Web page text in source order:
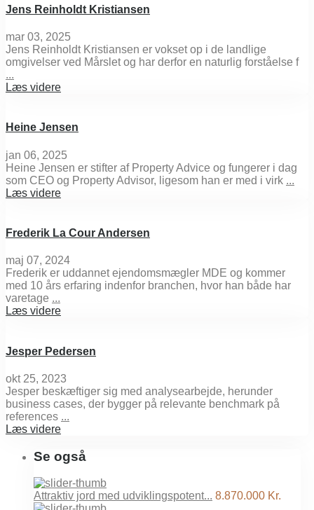
Jens Reinholdt Kristiansen
mar 03, 2025
Jens Reinholdt Kristiansen er vokset op i de landlige
omgivelser ved Mårslet og har derfor en naturlig forståelse f
...
Læs videre
Heine Jensen
jan 06, 2025
Heine Jensen er stifter af Property Advice og fungerer i dag
som CEO og Property Advisor, ligesom han er med i virk ...
Læs videre
Frederik La Cour Andersen
maj 07, 2024
Frederik er uddannet ejendomsmægler MDE og kommer
med 10 års erfaring indenfor branchen, hvor han både har
varetage ...
Læs videre
Jesper Pedersen
okt 25, 2023
Jesper beskæftiger sig med analysearbejde, herunder
business cases, der bygger på relevante benchmark på
references ...
Læs videre
Se også
Attraktiv jord med udviklingspotent... 8.870.000 Kr.